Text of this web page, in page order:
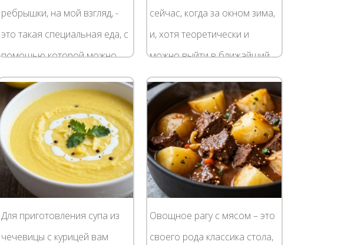
ребрышки, на мой взгляд, -
это такая специальная еда, с
помощью которой можно
укротить самого
строптивого мужчину. Горка
аппетитных ребрышек с
яркой...
сейчас, когда за окном зима,
и, хотя теоретически и
можно выйти в ближайший
парк и приготовить его, но
морозиться не очень-то
хочется? Конечно,...
Для приготовления супа из
чечевицы с курицей вам
Овощное рагу с мясом – это
своего рода классика стола,